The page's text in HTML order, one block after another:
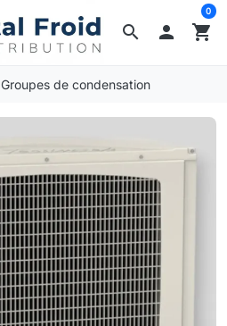
search  shopping_cart
0
Groupes de condensation